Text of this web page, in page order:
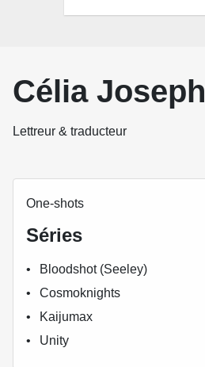
Célia Joseph
Lettreur & traducteur
One-shots
Séries
Bloodshot (Seeley)
Cosmoknights
Kaijumax
Unity